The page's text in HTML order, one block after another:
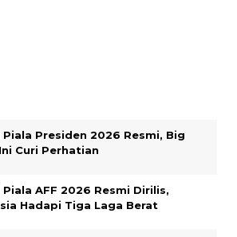
Piala Presiden 2026 Resmi, Big
Curi Perhatian
AFF 2026 Resmi Dirilis,
Hadapi Tiga Laga Berat